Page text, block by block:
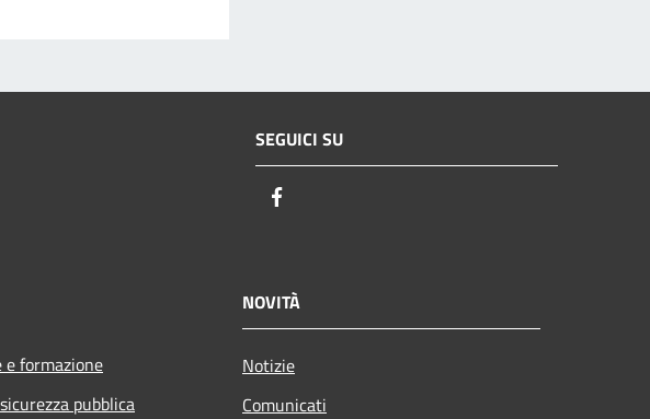
SEGUICI SU
e formazione
pubblica
NOVITÀ
Notizie
Comunicati